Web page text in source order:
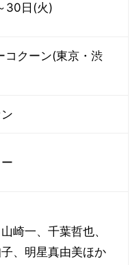
30日(火)
コクーン(東京・渋
崎一、千葉哲也、
、明星真由美ほか